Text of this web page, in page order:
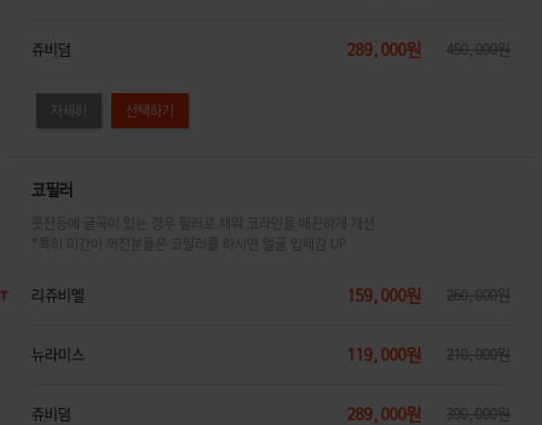
자세히
쥬비덤 289,000원 450,000원
코필러
콧잔등에 굴곡이 있는 경우 필러로 채워 코라인을 매끈하게 개선
*특히 미간이 꺼진분들은 코필러를 하시면 얼굴 입체감 UP
리쥬비엘 159,000원 260,000원
뉴라미스 119,000원 210,000원
쥬비덤 289,000원 390,000원